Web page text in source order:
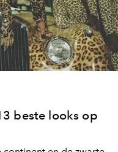
beste looks op